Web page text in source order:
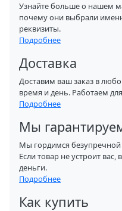
Узнайте больше о нашем
почему они выбрали
реквизиты.
Подробнее
Доставка
Доставим ваш заказ в
время и день. Работаем
Подробнее
Мы
Мы гордимся
Если товар не устроит
деньги.
Подробнее
Как купить